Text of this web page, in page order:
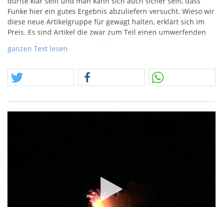
Funke hier ein gutes Ergebnis abzuliefern versucht. Wieso wir
diese neue Artikelgruppe für gewagt halten, erklärt sich im
Preis. Es sind Artikel die zwar zum Teil einen umwerfenden
Effekt leisten, aber echt ins Geld gehen. Manche von den
Singlerows kosten ein Vermögen, sind dann aber doch nicht
Hier geht es jetzt um Fontänenfächer, die sind mit 500gr. echt
am Maximum, trotzdem muss man Glück mit Wind und
Effektausbreitung haben, damit sich der hohe Preis lohnt. Wir
haben das Beste versucht rauszuholen und trotzdem zeigt
der Ferne kann das leider nicht vermitteln – wir empfehlen
trotz Preises einen Selbstversuch!
ganzen Text lesen